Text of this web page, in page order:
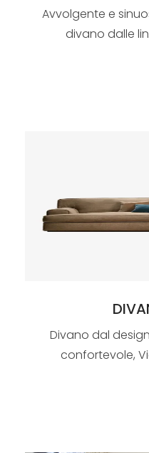
Avvolgente e
divano dalle
Divano dal
confortevole,